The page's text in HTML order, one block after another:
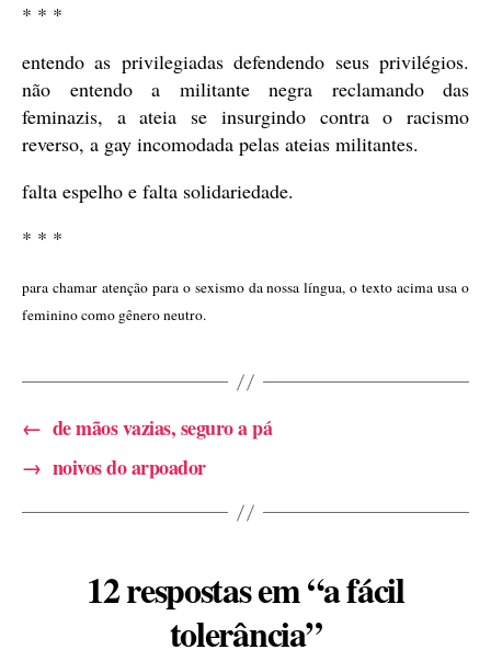
* * *
entendo as privilegiadas defendendo seus privilégios.
não entendo a militante negra reclamando das
feminazis, a ateia se insurgindo contra o racismo
reverso, a gay incomodada pelas ateias militantes.
falta espelho e falta solidariedade.
* * *
para chamar atenção para o sexismo da nossa língua, o texto acima usa o
feminino como gênero neutro.
← de mãos vazias, seguro a pá
→ noivos do arpoador
12 respostas em “a fácil
tolerância”